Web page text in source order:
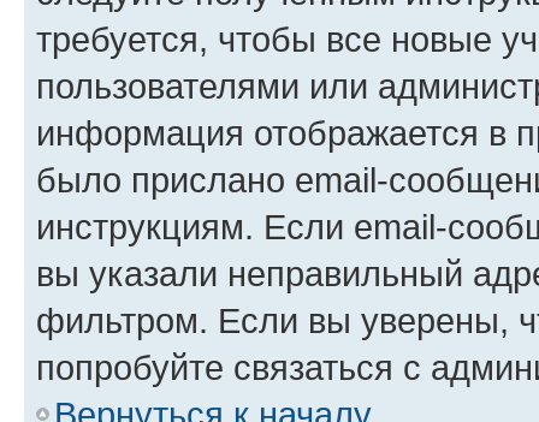
требуется, чтобы все новые
пользователями или
информация отображается в
было прислано email-
инструкциям. Если email-
вы указали неправильный
фильтром. Если вы уверены,
попробуйте связаться с
Вернуться к началу